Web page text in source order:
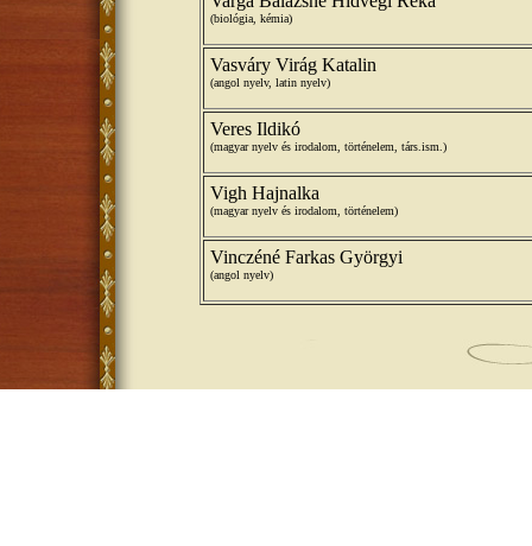
(biológia, kémia)
Vasváry Virág Katalin
(angol nyelv, latin nyelv)
Veres Ildikó
(magyar nyelv és irodalom, történelem, társ.ism.)
Vigh Hajnalka
(magyar nyelv és irodalom, történelem)
Vinczéné Farkas Györgyi
(angol nyelv)